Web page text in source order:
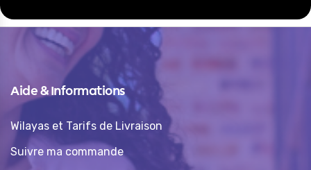
Aide & Informations
Wilayas et Tarifs de Livraison
Suivre ma commande